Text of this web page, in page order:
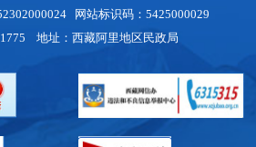
网站标识码：5425000029
地址：西藏阿里地区民政局